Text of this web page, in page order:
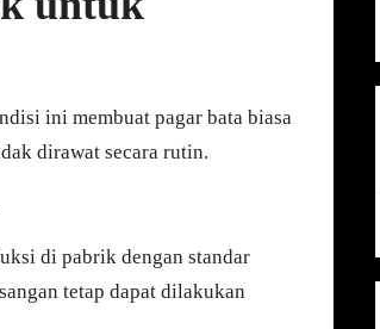
ini membuat pagar bata biasa
dirawat secara rutin.
di pabrik dengan standar
tetap dapat dilakukan